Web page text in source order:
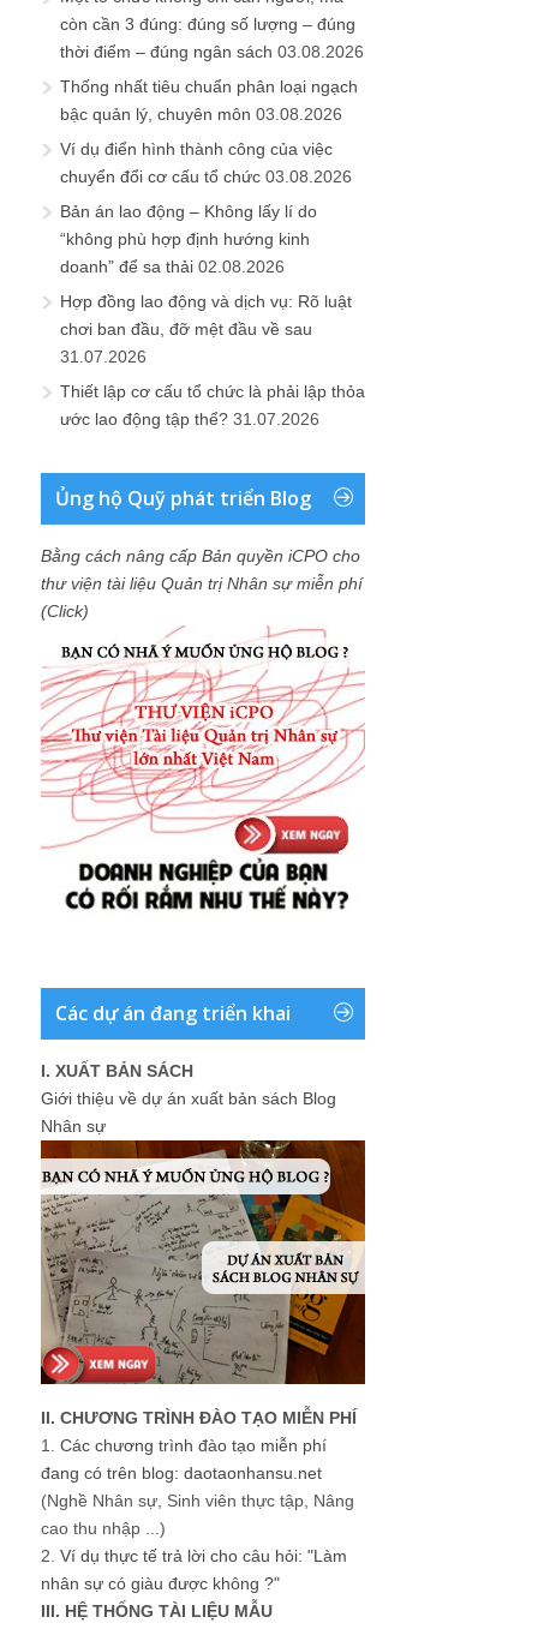
còn cần 3 đúng: đúng số lượng – đúng
thời điểm – đúng ngân sách 03.08.2026
Thống nhất tiêu chuẩn phân loại ngạch
bậc quản lý, chuyên môn 03.08.2026
Ví dụ điển hình thành công của việc
chuyển đổi cơ cấu tổ chức 03.08.2026
Bản án lao động – Không lấy lí do
“không phù hợp định hướng kinh
doanh” để sa thải 02.08.2026
Hợp đồng lao động và dịch vụ: Rõ luật
chơi ban đầu, đỡ mệt đầu về sau
31.07.2026
Thiết lập cơ cấu tổ chức là phải lập thỏa
ước lao động tập thể? 31.07.2026
Ủng hộ Quỹ phát triển Blog
Bằng cách nâng cấp Bản quyền iCPO cho
thư viện tài liệu Quản trị Nhân sự miễn phí
(Click)
Các dự án đang triển khai
I. XUẤT BẢN SÁCH
Giới thiệu về dự án xuất bản sách Blog
Nhân sự
II. CHƯƠNG TRÌNH ĐÀO TẠO MIỄN PHÍ
1. Các chương trình đào tạo miễn phí
đang có trên blog: daotaonhansu.net
(Nghề Nhân sự, Sinh viên thực tập, Nâng
cao thu nhập ...)
2. Ví dụ thực tế trả lời cho câu hỏi: "Làm
nhân sự có giàu được không ?"
III. HỆ THỐNG TÀI LIỆU MẪU